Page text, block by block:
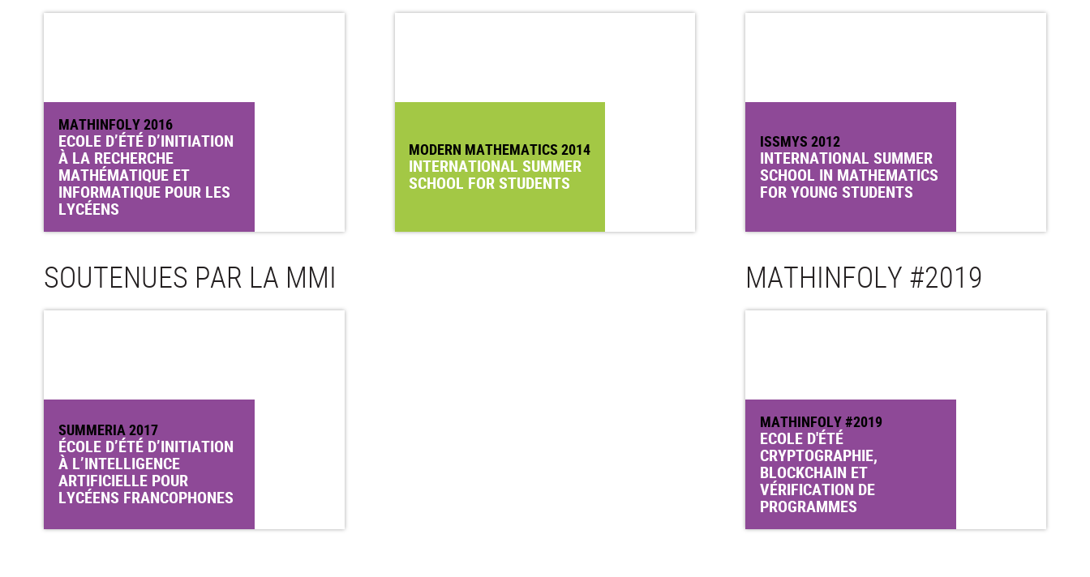
MATHINFOLY 2016
ECOLE D’ÉTÉ D’INITIATION
À LA RECHERCHE
MATHÉMATIQUE ET
INFORMATIQUE POUR LES
LYCÉENS
MODERN MATHEMATICS 2014
INTERNATIONAL SUMMER
SCHOOL FOR STUDENTS
ISSMYS 2012
INTERNATIONAL SUMMER
SCHOOL IN MATHEMATICS
FOR YOUNG STUDENTS
SOUTENUES PAR LA MMI
SUMMERIA 2017
ÉCOLE D’ÉTÉ D’INITIATION
À L’INTELLIGENCE
ARTIFICIELLE POUR
LYCÉENS FRANCOPHONES
MATHINFOLY #2019
MATHINFOLY #2019
ECOLE D'ÉTÉ
CRYPTOGRAPHIE,
BLOCKCHAIN ET
VÉRIFICATION DE
PROGRAMMES